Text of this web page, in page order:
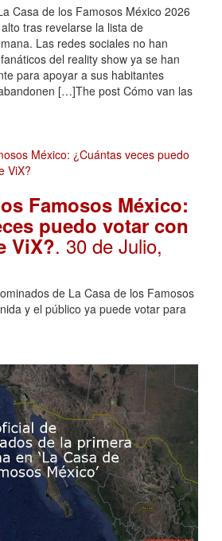
Casa de los Famosos México 2026
tras revelarse la lista de
Las redes sociales no han
del reality show ya se han
para apoyar a sus habitantes
[…]The post Cómo van las
Famosos México:
puedo votar con
ViX?. 30 de Julio,
de La Casa de los Famosos
y el público ya puede votar para